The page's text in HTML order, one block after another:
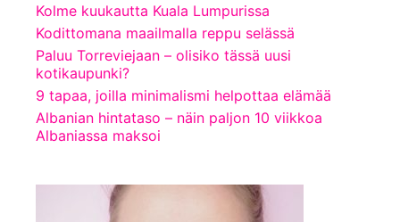
Kolme kuukautta Kuala Lumpurissa
Kodittomana maailmalla reppu selässä
Paluu Torreviejaan – olisiko tässä uusi
kotikaupunki?
9 tapaa, joilla minimalismi helpottaa elämää
Albanian hintataso – näin paljon 10 viikkoa
Albaniassa maksoi